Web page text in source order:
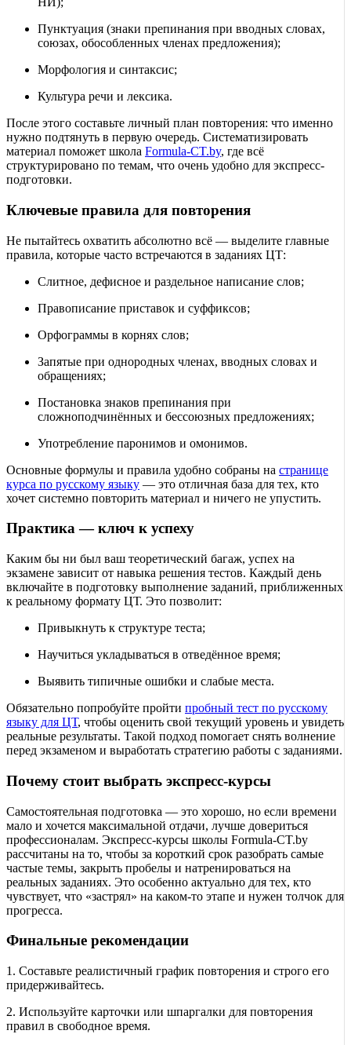
Пунктуация (знаки препинания при вводных словах,
союзах, обособленных членах предложения);
Морфология и синтаксис;
Культура речи и лексика.
После этого составьте личный план повторения: что именно
нужно подтянуть в первую очередь. Систематизировать
материал поможет школа Formula-CT.by, где всё
структурировано по темам, что очень удобно для экспресс-
подготовки.
Ключевые правила для повторения
Не пытайтесь охватить абсолютно всё — выделите главные
правила, которые часто встречаются в заданиях ЦТ:
Слитное, дефисное и раздельное написание слов;
Правописание приставок и суффиксов;
Орфограммы в корнях слов;
Запятые при однородных членах, вводных словах и
обращениях;
Постановка знаков препинания при
сложноподчинённых и бессоюзных предложениях;
Употребление паронимов и омонимов.
Основные формулы и правила удобно собраны на странице
курса по русскому языку — это отличная база для тех, кто
хочет системно повторить материал и ничего не упустить.
Практика — ключ к успеху
Каким бы ни был ваш теоретический багаж, успех на
экзамене зависит от навыка решения тестов. Каждый день
включайте в подготовку выполнение заданий, приближенных
к реальному формату ЦТ. Это позволит:
Привыкнуть к структуре теста;
Научиться укладываться в отведённое время;
Выявить типичные ошибки и слабые места.
Обязательно попробуйте пройти пробный тест по русскому
языку для ЦТ, чтобы оценить свой текущий уровень и увидеть
реальные результаты. Такой подход помогает снять волнение
перед экзаменом и выработать стратегию работы с заданиями.
Почему стоит выбрать экспресс-курсы
Самостоятельная подготовка — это хорошо, но если времени
мало и хочется максимальной отдачи, лучше довериться
профессионалам. Экспресс-курсы школы Formula-CT.by
рассчитаны на то, чтобы за короткий срок разобрать самые
частые темы, закрыть пробелы и натренироваться на
реальных заданиях. Это особенно актуально для тех, кто
чувствует, что «застрял» на каком-то этапе и нужен толчок для
прогресса.
Финальные рекомендации
1. Составьте реалистичный график повторения и строго его
придерживайтесь.
2. Используйте карточки или шпаргалки для повторения
правил в свободное время.